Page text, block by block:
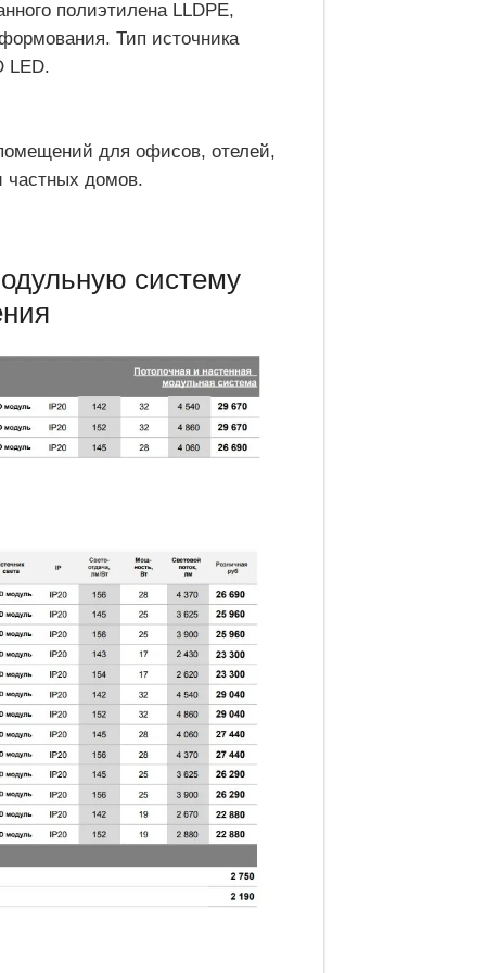
полиэтилена LLDPE,
Тип источника
LED.
для офисов, отелей,
частных домов.
систему